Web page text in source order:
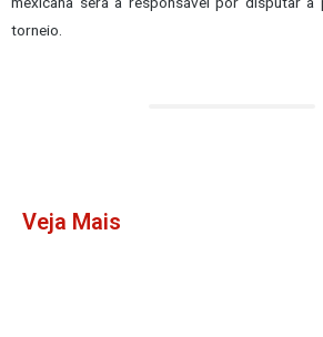
torneio.
Veja Mais